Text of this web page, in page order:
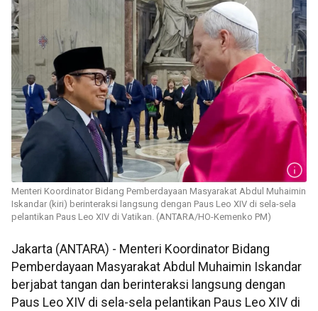
Menteri Koordinator Bidang Pemberdayaan Masyarakat Abdul Muhaimin
Iskandar (kiri) berinteraksi langsung dengan Paus Leo XIV di sela-sela
pelantikan Paus Leo XIV di Vatikan. (ANTARA/HO-Kemenko PM)
Jakarta (ANTARA) - Menteri Koordinator Bidang
Pemberdayaan Masyarakat Abdul Muhaimin Iskandar
berjabat tangan dan berinteraksi langsung dengan
Paus Leo XIV di sela-sela pelantikan Paus Leo XIV di